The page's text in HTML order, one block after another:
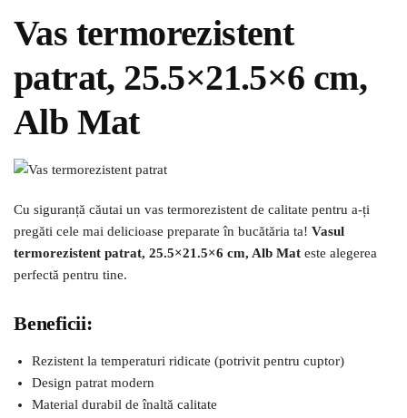
Vas termorezistent
patrat, 25.5×21.5×6 cm,
Alb Mat
Cu siguranță căutai un vas termorezistent de calitate pentru a-ți
pregăti cele mai delicioase preparate în bucătăria ta! Vasul
termorezistent patrat, 25.5×21.5×6 cm, Alb Mat este alegerea
perfectă pentru tine.
Beneficii:
Rezistent la temperaturi ridicate (potrivit pentru cuptor)
Design patrat modern
Material durabil de înaltă calitate